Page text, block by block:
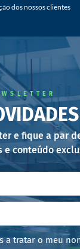
dos nossos clientes
e fique a par
e conteúdo
a tratar o meu